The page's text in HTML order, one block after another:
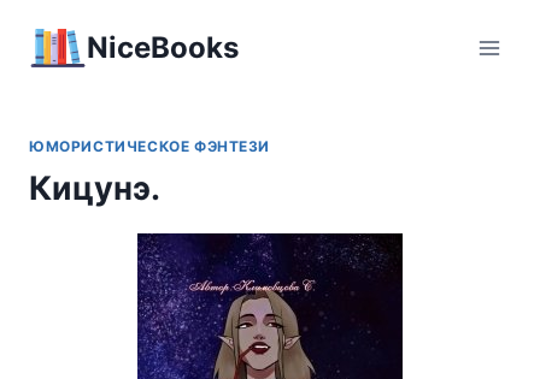
NiceBooks
ЮМОРИСТИЧЕСКОЕ ФЭНТЕЗИ
Кицунэ.